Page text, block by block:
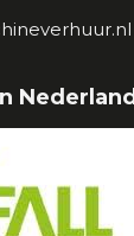
Nederland